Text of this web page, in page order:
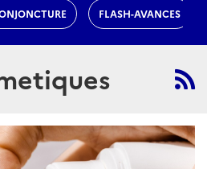
FLASH-AVANCES